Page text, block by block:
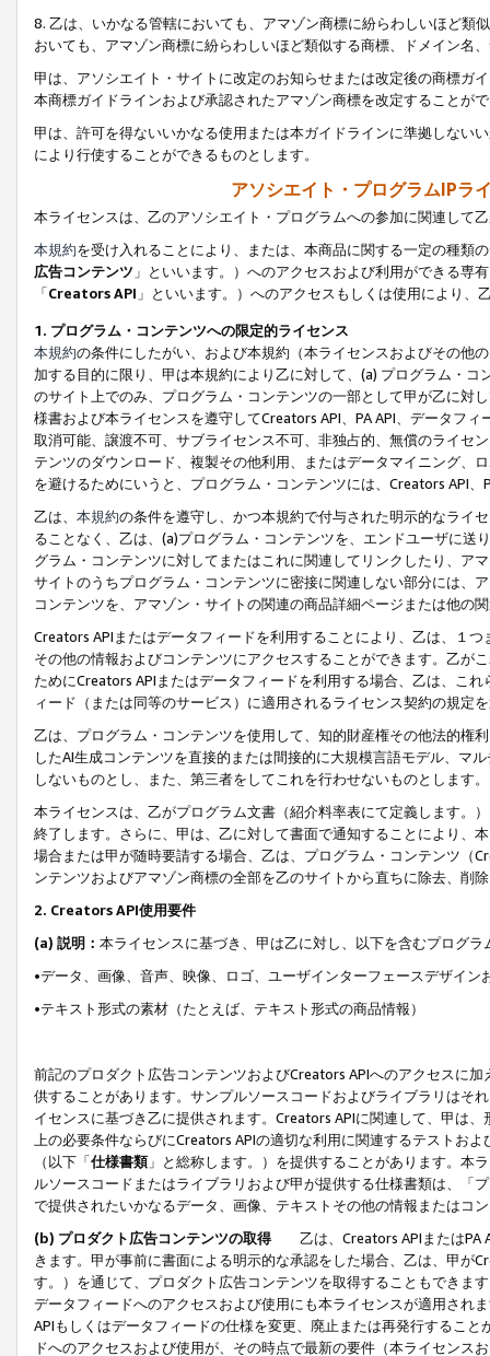
8. 乙は、いかなる管轄においても、アマゾン商標に紛らわしいほど類
おいても、アマゾン商標に紛らわしいほど類似する商標、ドメイン名
甲は、アソシエイト・サイトに改定のお知らせまたは改定後の商標ガ
本商標ガイドラインおよび承認されたアマゾン商標を改定することが
甲は、許可を得ないいかなる使用または本ガイドラインに準拠しない
により行使することができるものとします。
アソシエイト・プログラムIPラ
本ライセンスは、乙のアソシエイト・プログラムへの参加に関連して
本規約を受け入れることにより、または、本商品に関する一定の種類
広告コンテンツ 」といいます。）へのアクセスおよび利用ができる専
「Creators API 」といいます。）へのアクセスもしくは使用により
1. プログラム・コンテンツへの限定的ライセンス
本規約の条件にしたがい、および本規約（本ライセンスおよびその他
加する目的に限り、甲は本規約により乙に対して、(a) プログラム・
のサイト上でのみ、プログラム・コンテンツの一部として甲が乙に対
様書および本ライセンスを遵守してCreators API、PA API、データフ
取消可能、譲渡不可、サブライセンス不可、非独占的、無償のライセ
テンツのダウンロード、複製その他利用、またはデータマイニング、
を避けるためにいうと、プログラム・コンテンツには、Creators API
乙は、 本規約の条件を遵守し、かつ本規約で付与された明示的なライ
ることなく、乙は、(a)プログラム・コンテンツを、エンドユーザに
グラム・コンテンツに対してまたはこれに関連してリンクしたり、ア
サイトのうちプログラム・コンテンツに密接に関連しない部分には、
コンテンツを、アマゾン・サイトの関連の商品詳細ページまたは他の
Creators APIまたはデータフィードを利用することにより、乙は、１
その他の情報およびコンテンツにアクセスすることができます。乙が
ためにCreators APIまたはデータフィードを利用する場合、乙は、こ
ィード（または同等のサービス）に適用されるライセンス契約の規定
乙は、プログラム・コンテンツを使用して、知的財産権その他法的権
したAI生成コンテンツを直接的または間接的に大規模言語モデル、マ
しないものとし、また、第三者をしてこれを行わせないものとします。
本ライセンスは、乙がプログラム文書（紹介料率表にて定義します。
終了します。さらに、甲は、乙に対して書面で通知することにより、
場合または甲が随時要請する場合、乙は、プログラム・コンテンツ（
ンテンツおよびアマゾン商標の全部を乙のサイトから直ちに除去、削
2. Creators API使用要件
(a) 説明： 本ライセンスに基づき、甲は乙に対し、以下を含むプログ
•データ、画像、音声、映像、ロゴ、ユーザインターフェースデザイ
•テキスト形式の素材（たとえば、テキスト形式の商品情報）
前記のプロダクト広告コンテンツおよびCreators APIへのアクセスに
供することがあります。サンプルソースコードおよびライブラリはそ
イセンスに基づき乙に提供されます。Creators APIに関連して、甲は
上の必要条件ならびにCreators APIの適切な利用に関連するテストお
（以下「仕様書類」と総称します。）を提供することがあります。本
ルソースコードまたはライブラリおよび甲が提供する仕様書類は、「
で提供されたいかなるデータ、画像、テキストその他の情報またはコ
(b) プロダクト広告コンテンツの取得
乙は、Creators APIまたはPA
きます。甲が事前に書面による明示的な承認をした場合、乙は、甲が
す。）を通じて、プロダクト広告コンテンツを取得することもできま
データフィードへのアクセスおよび使用にも本ライセンスが適用され
APIもしくはデータフィードの仕様を変更、廃止または再発行するこ
ドへのアクセスおよび使用が、その時点で最新の要件（本ライセン